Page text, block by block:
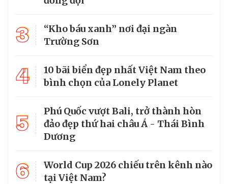
3
“Kho báu xanh” nơi đại ngàn
Trường Sơn
4
10 bãi biển đẹp nhất Việt Nam theo
bình chọn của Lonely Planet
5
Phú Quốc vượt Bali, trở thành hòn
đảo đẹp thứ hai châu Á - Thái Bình
Dương
6
World Cup 2026 chiếu trên kênh nào
tại Việt Nam?